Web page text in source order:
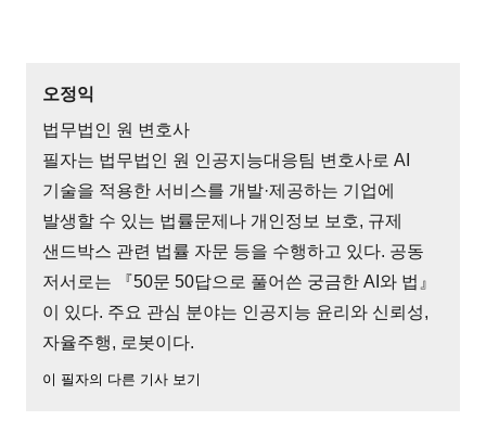
오정익
법무법인 원 변호사
필자는 법무법인 원 인공지능대응팀 변호사로 AI
기술을 적용한 서비스를 개발·제공하는 기업에
발생할 수 있는 법률문제나 개인정보 보호, 규제
샌드박스 관련 법률 자문 등을 수행하고 있다. 공동
저서로는 『50문 50답으로 풀어쓴 궁금한 AI와 법』
이 있다. 주요 관심 분야는 인공지능 윤리와 신뢰성,
자율주행, 로봇이다.
이 필자의 다른 기사 보기